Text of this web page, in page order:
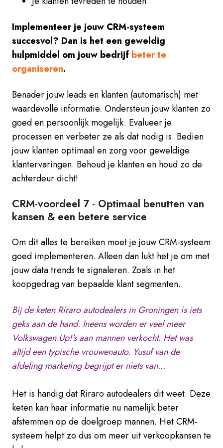
Implementeer je jouw CRM-systeem
succesvol? Dan is het een geweldig
hulpmiddel om jouw bedrijf beter te
organiseren.
Benader jouw leads en klanten (automatisch) met
waardevolle informatie. Ondersteun jouw klanten zo
goed en persoonlijk mogelijk. Evalueer je
processen en verbeter ze als dat nodig is. Bedien
jouw klanten optimaal en zorg voor geweldige
klantervaringen. Behoud je klanten en houd zo de
achterdeur dicht!
CRM-voordeel 7 - Optimaal benutten van
kansen & een betere service
Om dit alles te bereiken moet je jouw CRM-systeem
goed implementeren. Alleen dan lukt het je om met
jouw data trends te signaleren. Zoals in het
koopgedrag van bepaalde klant segmenten.
Bij de keten Riraro autodealers in Groningen is iets
geks aan de hand. Ineens worden er veel meer
Volkswagen Up!'s aan mannen verkocht. Het was
altijd een typische vrouwenauto. Yusuf van de
afdeling marketing begrijpt er niets van...
Het is handig dat Riraro autodealers dit weet. Deze
keten kan haar informatie nu namelijk beter
afstemmen op de doelgroep mannen. Het CRM-
systeem helpt zo dus om meer uit verkoopkansen te